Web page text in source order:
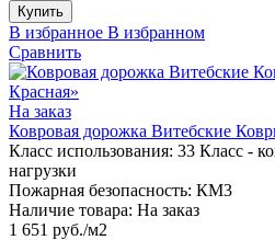
Купить
В избранное В избранном
Сравнить
На заказ
Ковровая дорожка Витебские
Класс использования: 33 Класс -
нагрузки
Пожарная безопасность: КМ3
Наличие товара: На заказ
1 651 руб./м2